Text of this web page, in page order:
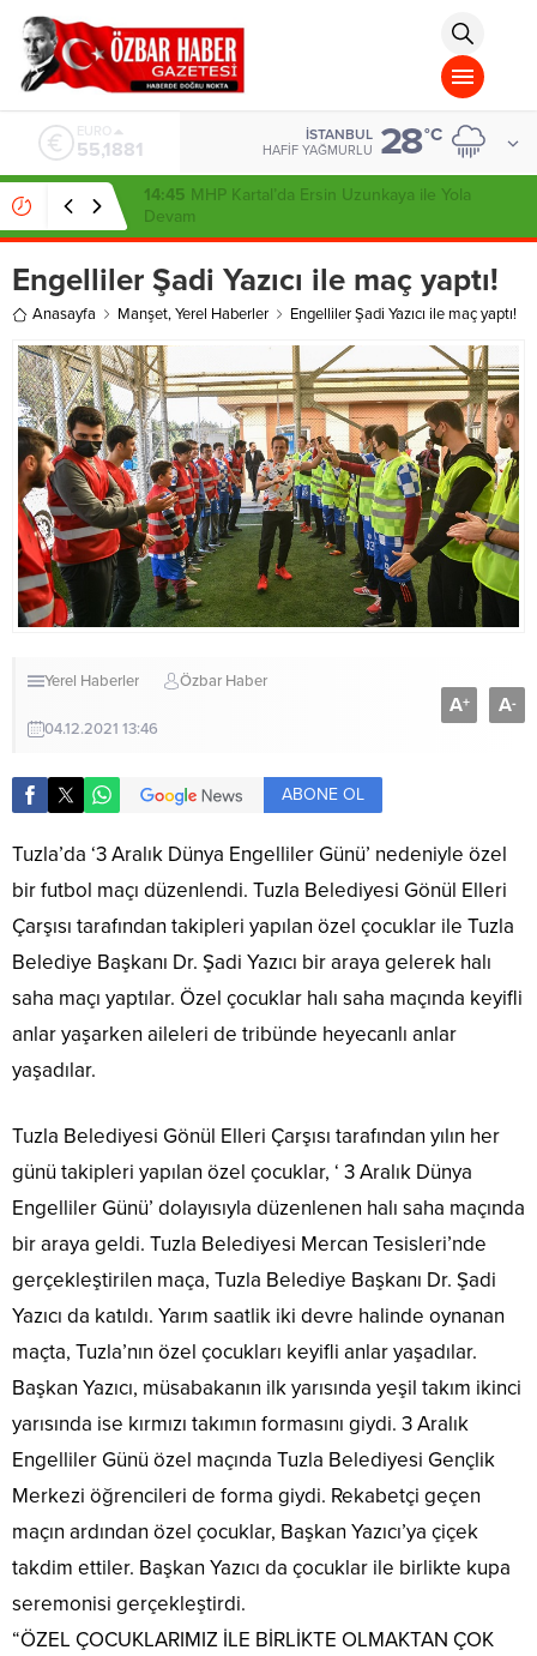
islami
chat
omegla
türk
sohbet
cinsel
sohbet
dini
chat
ALTIN
6.660,55
İSTANBUL
HAFIF YAĞMURLU 28°C
22:24 YENİ Parti Kartal’da Yeni İlçe Merkezi İçin
İmzayı Attı
Engelliler Şadi Yazıcı ile maç yaptı!
Anasayfa Manşet,Yerel Haberler Engelliler Şadi Yazıcı ile maç yaptı!
Yerel Haberler Özbar Haber
04.12.2021 13:46
A+ A-
ABONE OL
Tuzla’da ‘3 Aralık Dünya Engelliler Günü’ nedeniyle özel
bir futbol maçı düzenlendi. Tuzla Belediyesi Gönül Elleri
Çarşısı tarafından takipleri yapılan özel çocuklar ile Tuzla
Belediye Başkanı Dr. Şadi Yazıcı bir araya gelerek halı
saha maçı yaptılar. Özel çocuklar halı saha maçında keyifli
anlar yaşarken aileleri de tribünde heyecanlı anlar
yaşadılar.
Tuzla Belediyesi Gönül Elleri Çarşısı tarafından yılın her
günü takipleri yapılan özel çocuklar, ‘ 3 Aralık Dünya
Engelliler Günü’ dolayısıyla düzenlenen halı saha maçında
bir araya geldi. Tuzla Belediyesi Mercan Tesisleri’nde
gerçekleştirilen maça, Tuzla Belediye Başkanı Dr. Şadi
Yazıcı da katıldı. Yarım saatlik iki devre halinde oynanan
maçta, Tuzla’nın özel çocukları keyifli anlar yaşadılar.
Başkan Yazıcı, müsabakanın ilk yarısında yeşil takım ikinci
yarısında ise kırmızı takımın formasını giydi. 3 Aralık
Engelliler Günü özel maçında Tuzla Belediyesi Gençlik
Merkezi öğrencileri de forma giydi. Rekabetçi geçen
maçın ardından özel çocuklar, Başkan Yazıcı’ya çiçek
takdim ettiler. Başkan Yazıcı da çocuklar ile birlikte kupa
seremonisi gerçekleştirdi.
“ÖZEL ÇOCUKLARIMIZ İLE BİRLİKTE OLMAKTAN ÇOK